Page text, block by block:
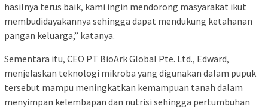
hasilnya terus baik, kami ingin mendorong masyarakat ikut
membudidayakannya sehingga dapat mendukung ketahanan
pangan keluarga,” katanya.
Sementara itu, CEO PT BioArk Global Pte. Ltd., Edward,
menjelaskan teknologi mikroba yang digunakan dalam pupuk
tersebut mampu meningkatkan kemampuan tanah dalam
menyimpan kelembapan dan nutrisi sehingga pertumbuhan